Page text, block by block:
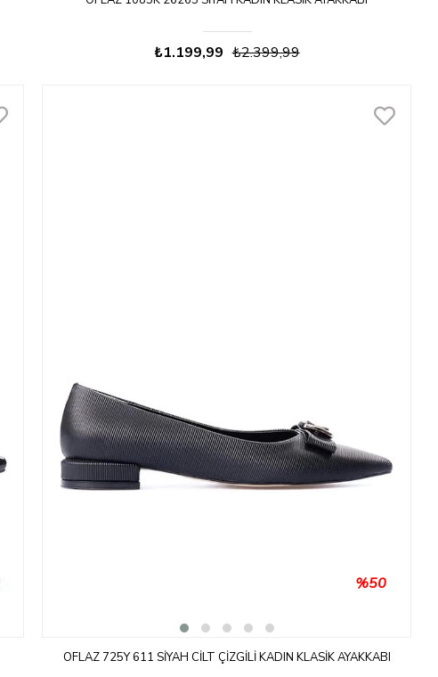
₺1.199,99 ₺2.399,99
OFLAZ 725Y 611 SIYAH CILT ÇIZGILI KADIN KLASIK AYAKKABI
%50